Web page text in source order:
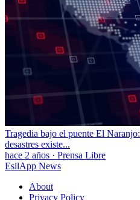
Tragedia bajo el puente El
desastres existe...
hace 2 años · Prensa Libre
EsilApp News
About
Privacy Policy